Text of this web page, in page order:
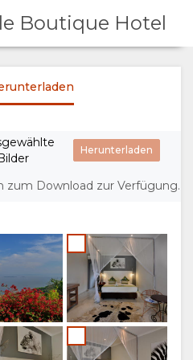
Boutique Hotel
zum Download zur Verfügung.